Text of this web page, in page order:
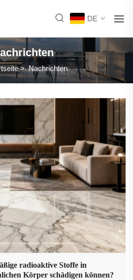
DE
>Nachrichten
radioaktive Stoffe in
Körper schädigen können?